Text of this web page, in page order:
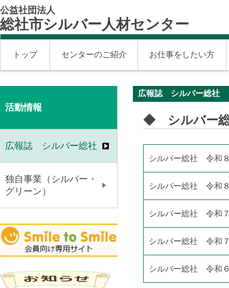
公益社団法人
総社市シルバー人材センター
トップ センターのご紹介 お仕事をしたい方
広報誌 シルバー総社
◆ シルバー
シルバー総社 令和
シルバー総社 令和
シルバー総社 令和
シルバー総社 令和
シルバー総社 令和
活動情報
広報誌 シルバー総社
独自事業（シルバー・
グリーン）